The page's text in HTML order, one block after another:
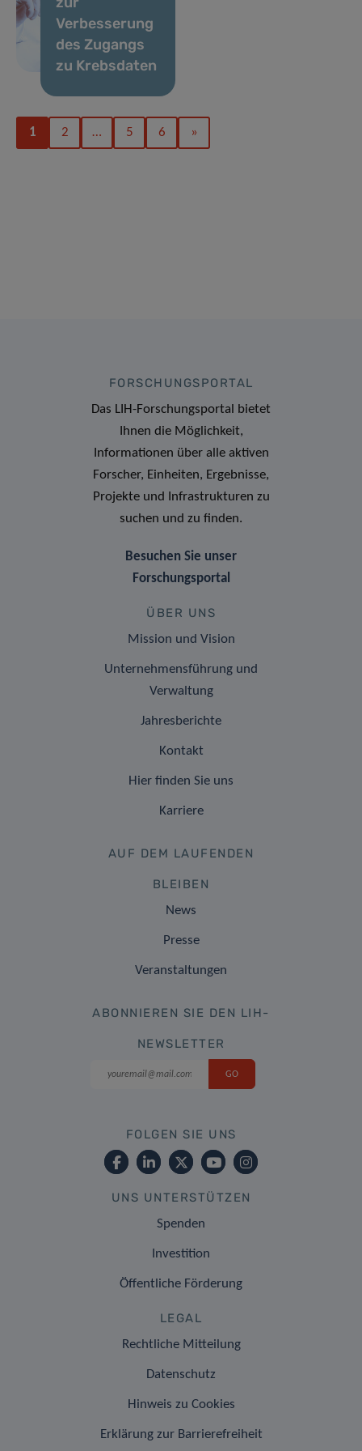
Verbesserung
des Zugangs
zu Krebsdaten
1 2 … 5 6 »
FORSCHUNGSPORTAL
Das LIH-Forschungsportal bietet
Ihnen die Möglichkeit,
Informationen über alle aktiven
Forscher, Einheiten, Ergebnisse,
Projekte und Infrastrukturen zu
suchen und zu finden.
Besuchen Sie unser
Forschungsportal
ÜBER UNS
Mission und Vision
Unternehmensführung und
Verwaltung
Jahresberichte
Kontakt
Hier finden Sie uns
Karriere
AUF DEM LAUFENDEN
BLEIBEN
News
Presse
Veranstaltungen
ABONNIEREN SIE DEN LIH-
NEWSLETTER
FOLGEN SIE UNS
UNS UNTERSTÜTZEN
Spenden
Investition
Öffentliche Förderung
LEGAL
Rechtliche Mitteilung
Datenschutz
Hinweis zu Cookies
Erklärung zur Barrierefreiheit